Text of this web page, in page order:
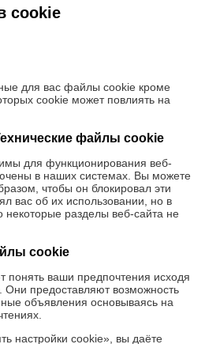
cookie
для вас файлы cookie кроме
cookie может повлиять на
файлы cookie
для функционирования веб-
в наших системах. Вы можете
чтобы он блокировал эти
вас об их использовании, но в
некоторые разделы веб-сайта не
cookie
ваши предпочтения исходя
Они предоставляют возможность
объявления основываясь на
настройки cookie», вы даёте